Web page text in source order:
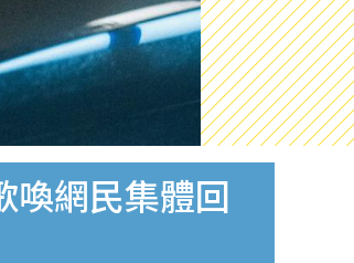
喚網民集體回